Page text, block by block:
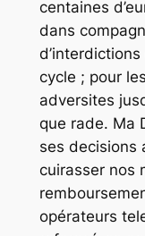
centaines
dans
cycle ; pour
adversites
que rade. Ma
ses decisions
cuirasser nos
opérateurs